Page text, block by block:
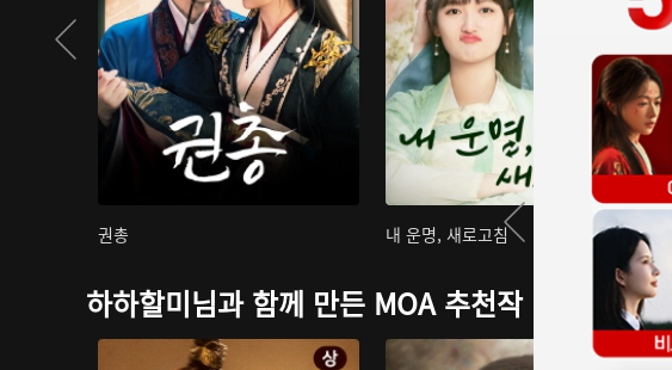
권총 내 운명, 새로고침
하하할미님과 함께 만든 MOA 추천작